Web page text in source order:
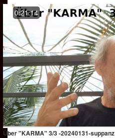
0:21:14
Über "KARMA" 3/3 -20240131-suppanz